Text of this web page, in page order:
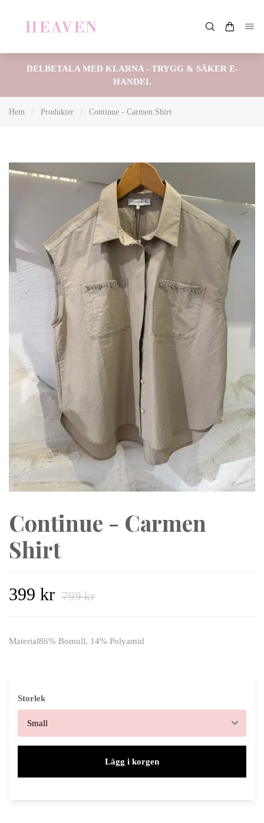
DELBETALA MED KLARNA - TRYGG & SÄKER E-
HANDEL
Hem / Produkter / Continue - Carmen Shirt
Continue - Carmen
Shirt
399 kr 799 kr
Material86% Bomull, 14% Polyamid
Storlek
Lägg i korgen